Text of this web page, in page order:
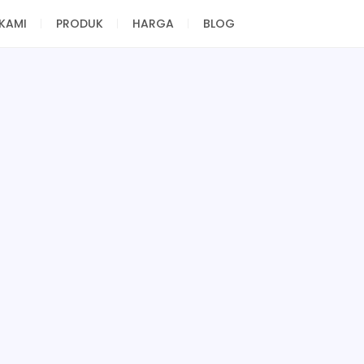
PRODUK HARGA BLOG